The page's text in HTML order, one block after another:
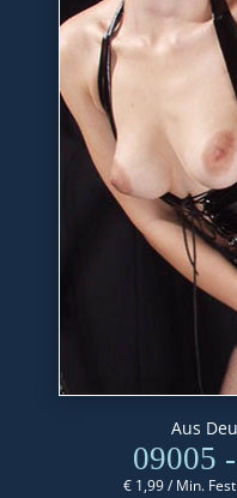
Aus
09005
€ 1,99 / Min.